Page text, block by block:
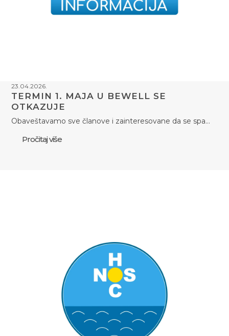
23.04.2026.
TERMIN 1. MAJA U BEWELL SE
OTKAZUJE
Obaveštavamo sve članove i zainteresovane da se spa…
Pročitaj više